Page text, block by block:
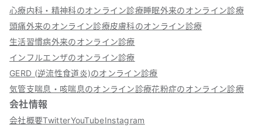
心療内科・精神科のオンライン診療睡眠外来のオンライン診療
頭痛外来のオンライン診療皮膚科のオンライン診療
生活習慣病外来のオンライン診療
インフルエンザのオンライン診療
GERD (逆流性食道炎)のオンライン診療
気管支喘息・咳喘息のオンライン診療花粉症のオンライン診療
会社情報
会社概要TwitterYouTubeInstagram